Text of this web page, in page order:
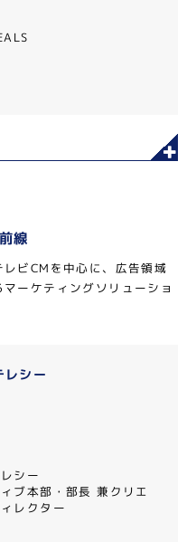
線
ビCMを中心に、広告領域
ーケティングソリューショ
レシー
シー
ブ本部・部長 兼クリエ
レクター